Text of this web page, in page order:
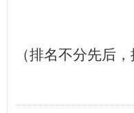
（排名不分先后